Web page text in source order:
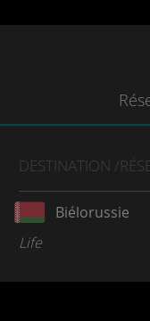
DESTINATION /
Biélorussie
Life